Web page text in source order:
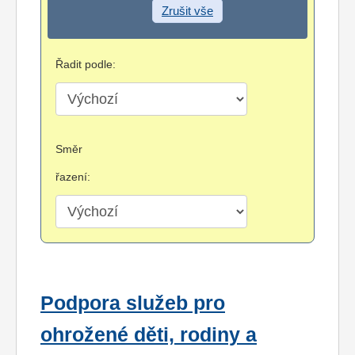
Zrušit vše
Řadit podle:
Směr
řazení:
Podpora služeb pro
ohrožené děti, rodiny a